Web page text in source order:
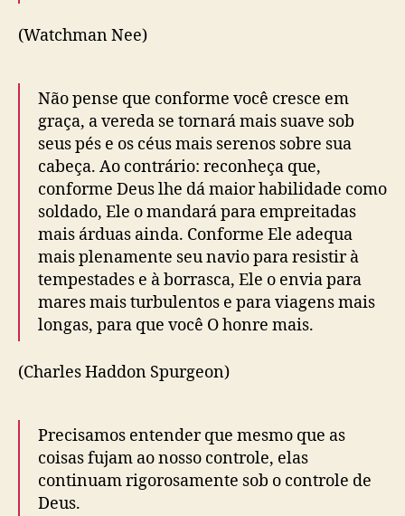
(Watchman Nee)
Não pense que conforme você cresce em
graça, a vereda se tornará mais suave sob
seus pés e os céus mais serenos sobre sua
cabeça. Ao contrário: reconheça que,
conforme Deus lhe dá maior habilidade como
soldado, Ele o mandará para empreitadas
mais árduas ainda. Conforme Ele adequa
mais plenamente seu navio para resistir à
tempestades e à borrasca, Ele o envia para
mares mais turbulentos e para viagens mais
longas, para que você O honre mais.
(Charles Haddon Spurgeon)
Precisamos entender que mesmo que as
coisas fujam ao nosso controle, elas
continuam rigorosamente sob o controle de
Deus.